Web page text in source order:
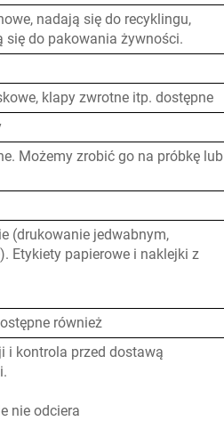
nadają się do recyklingu,
się do pakowania żywności.
klapy zwrotne itp. dostępne
Możemy zrobić go na próbkę lub
(drukowanie jedwabnym,
Etykiety papierowe i naklejki z
również
i kontrola przed dostawą
nie odciera